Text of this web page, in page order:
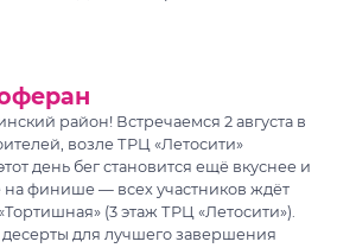
район! Встречаемся 2 августа в
возле ТРЦ «Летосити»
день бег становится ещё вкуснее и
финише — всех участников ждёт
(3 этаж ТРЦ «Летосити»).
для лучшего завершения